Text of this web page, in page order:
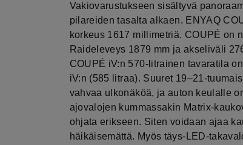
Vakiovarustukseen sisältyvä
pilareiden tasalta alkaen. ENYAQ
korkeus 1617 millimetriä. COUPÉ on
Raideleveys 1879 mm ja akseliväli
COUPÉ iV:n 570-litrainen tavaratila
iV:n (585 litraa). Suuret 19‒21-
vahvaa ulkonäköä, ja auton keulalle
ajovalojen kummassakin Matrix-
ohjata erikseen. Siten voidaan ajaa
häikäisemättä. Myös täys-LED-